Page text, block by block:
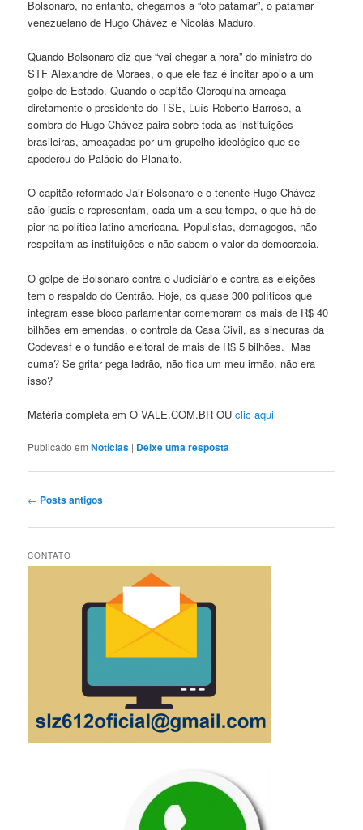
Bolsonaro, no entanto, chegamos a “oto patamar”, o patamar
venezuelano de Hugo Chávez e Nicolás Maduro.
Quando Bolsonaro diz que “vai chegar a hora” do ministro do
STF Alexandre de Moraes, o que ele faz é incitar apoio a um
golpe de Estado. Quando o capitão Cloroquina ameaça
diretamente o presidente do TSE, Luís Roberto Barroso, a
sombra de Hugo Chávez paira sobre toda as instituições
brasileiras, ameaçadas por um grupelho ideológico que se
apoderou do Palácio do Planalto.
O capitão reformado Jair Bolsonaro e o tenente Hugo Chávez
são iguais e representam, cada um a seu tempo, o que há de
pior na política latino-americana. Populistas, demagogos, não
respeitam as instituições e não sabem o valor da democracia.
O golpe de Bolsonaro contra o Judiciário e contra as eleições
tem o respaldo do Centrão. Hoje, os quase 300 políticos que
integram esse bloco parlamentar comemoram os mais de R$ 40
bilhões em emendas, o controle da Casa Civil, as sinecuras da
Codevasf e o fundão eleitoral de mais de R$ 5 bilhões. Mas
cuma? Se gritar pega ladrão, não fica um meu irmão, não era
isso?
Matéria completa em O VALE.COM.BR OUclic aqui
Publicado em Notícias | Deixe uma resposta
Navegação
posts
← Posts antigos
CONTATO